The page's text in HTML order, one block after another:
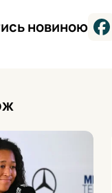
новиною